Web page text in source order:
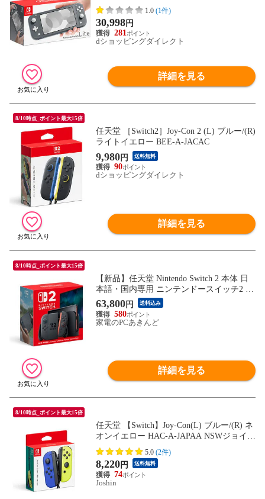
ホンタイ 【送料550円対象品】 HDH-S-GA
ZAA
1.0 (1件)
30,998円
281
dショッピングダイレクト
詳細を見る
8/10時点_ポイント最大15倍
任天堂 ［Switch2］Joy-Con 2 (L) ブルー/(R)
ライトイエロー BEE-A-JACAC
9,980円 送料無料
90
dショッピングダイレクト
詳細を見る
8/10時点_ポイント最大15倍
【新品】任天堂 Nintendo Switch 2 本体 日
本語・国内専用 ニンテンドースイッチ2 B
EE-S-KB6CA【送料無料】
63,800円 送料込み
580
家電のPCあきんど
詳細を見る
8/10時点_ポイント最大15倍
任天堂 【Switch】Joy-Con(L) ブルー/(R) ネ
オンイエロー HAC-A-JAPAA NSWジョイコ
ン ブルー＆ネオンイエロー 【返品種別B】
5.0 (2件)
8,220円 送料無料
74
Joshin